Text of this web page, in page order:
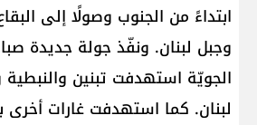
ابتداءً من الجنوب وصولًا إلى
وجبل لبنان. ونفّذ جولة جديدة
الجويّة استهدفت تبنين
لبنان. كما استهدفت غارات أخرى